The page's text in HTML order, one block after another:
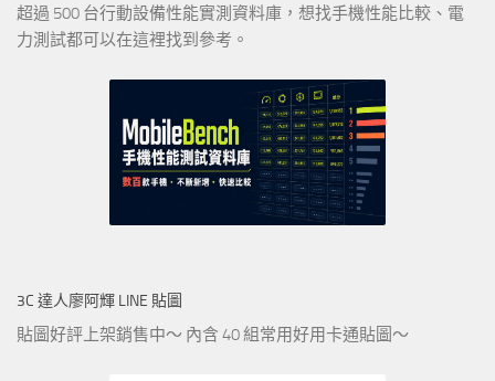
超過 500 台行動設備性能實測資料庫，想找手機性能比較、電
力測試都可以在這裡找到參考。
3C 達人廖阿輝 LINE 貼圖
貼圖好評上架銷售中～ 內含 40 組常用好用卡通貼圖～